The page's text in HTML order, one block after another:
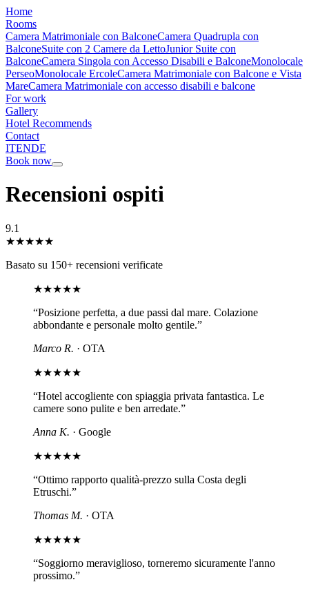
Home
Rooms
Camera Matrimoniale con BalconeCamera Quadrupla con
BalconeSuite con 2 Camere da LettoJunior Suite con
BalconeCamera Singola con Accesso Disabili e BalconeMonolocale
PerseoMonolocale ErcoleCamera Matrimoniale con Balcone e Vista
MareCamera Matrimoniale con accesso disabili e balcone
For work
Gallery
Hotel Recommends
Contact
ITENDE
Book now
Recensioni ospiti
9.1
★★★★★
Basato su 150+ recensioni verificate
★★★★★
“Posizione perfetta, a due passi dal mare. Colazione
abbondante e personale molto gentile.”
Marco R. · OTA
★★★★★
“Hotel accogliente con spiaggia privata fantastica. Le
camere sono pulite e ben arredate.”
Anna K. · Google
★★★★★
“Ottimo rapporto qualità-prezzo sulla Costa degli
Etruschi.”
Thomas M. · OTA
★★★★★
“Soggiorno meraviglioso, torneremo sicuramente l'anno
prossimo.”